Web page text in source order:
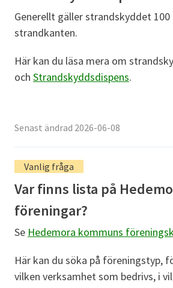
Generellt gäller strandskyddet
strandkanten.
Här kan du läsa mera om
och Strandskyddsdispens.
Senast ändrad 2026-06-08
Vanlig fråga
Var finns lista på
föreningar?
Se Hedemora kommuns
Här kan du söka på föreningstyp,
vilken verksamhet som bedrivs, i